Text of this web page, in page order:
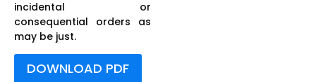
incidental or
consequential orders as
may be just.
DOWNLOAD PDF